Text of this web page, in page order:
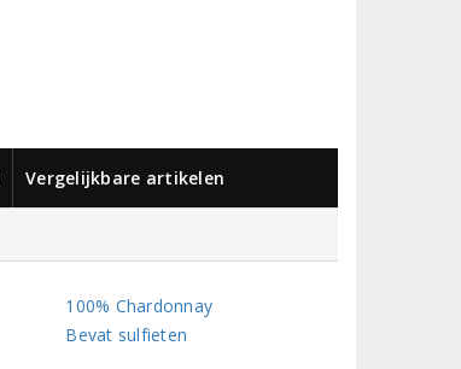
Vergelijkbare artikelen
100% Chardonnay
Bevat sulfieten